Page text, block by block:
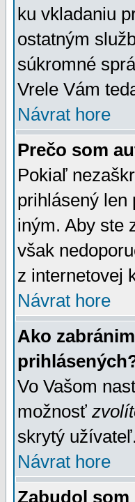
ku vkladaniu
ostatným
súkromné
Vrele Vám
Návrat hore
Prečo som
Pokiaľ
prihlásený len
iným. Aby ste
však
z internetovej
Návrat hore
Ako
Vo Vašom
možnosť
skrytý užívateľ.
Návrat hore
Zabudol som